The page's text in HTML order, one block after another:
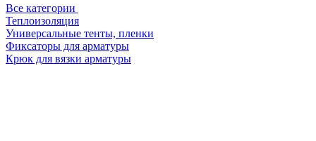
Все категории
Теплоизоляция
Универсальные тенты, пленки
Фиксаторы для арматуры
Крюк для вязки арматуры